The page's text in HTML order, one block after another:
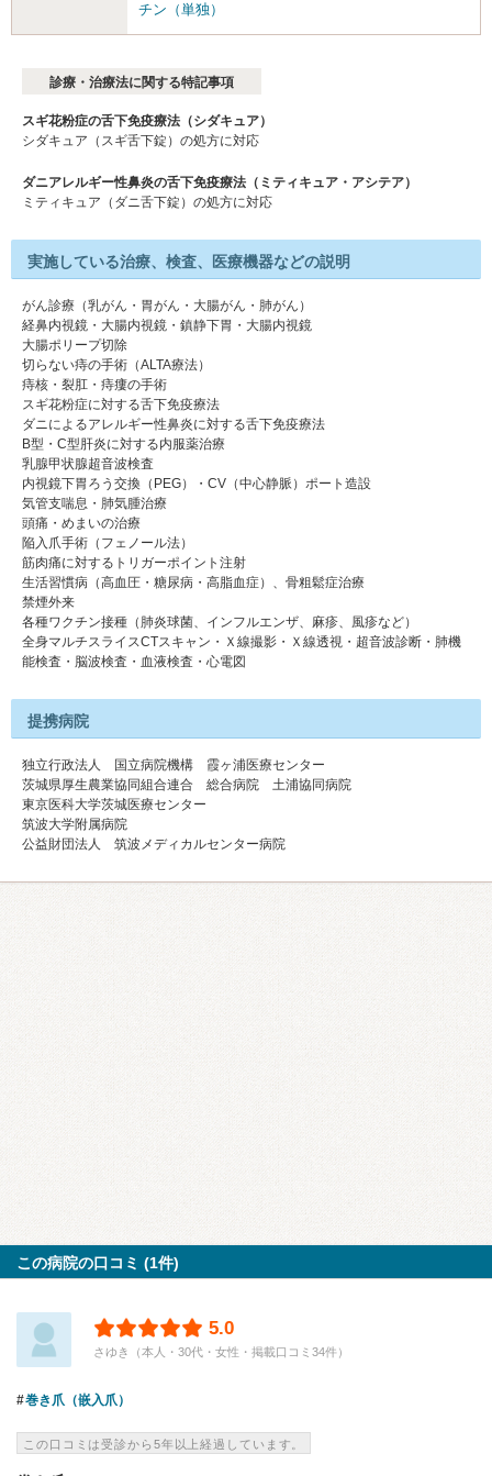
チン（単独）
診療・治療法に関する特記事項
スギ花粉症の舌下免疫療法（シダキュア）
シダキュア（スギ舌下錠）の処方に対応
ダニアレルギー性鼻炎の舌下免疫療法（ミティキュア・アシテア）
ミティキュア（ダニ舌下錠）の処方に対応
実施している治療、検査、医療機器などの説明
がん診療（乳がん・胃がん・大腸がん・肺がん）
経鼻内視鏡・大腸内視鏡・鎮静下胃・大腸内視鏡
大腸ポリープ切除
切らない痔の手術（ALTA療法）
痔核・裂肛・痔瘻の手術
スギ花粉症に対する舌下免疫療法
ダニによるアレルギー性鼻炎に対する舌下免疫療法
B型・C型肝炎に対する内服薬治療
乳腺甲状腺超音波検査
内視鏡下胃ろう交換（PEG）・CV（中心静脈）ポート造設
気管支喘息・肺気腫治療
頭痛・めまいの治療
陥入爪手術（フェノール法）
筋肉痛に対するトリガーポイント注射
生活習慣病（高血圧・糖尿病・高脂血症）、骨粗鬆症治療
禁煙外来
各種ワクチン接種（肺炎球菌、インフルエンザ、麻疹、風疹など）
全身マルチスライスCTスキャン・Ｘ線撮影・Ｘ線透視・超音波診断・肺機
能検査・脳波検査・血液検査・心電図
提携病院
独立行政法人 国立病院機構 霞ヶ浦医療センター
茨城県厚生農業協同組合連合 総合病院 土浦協同病院
東京医科大学茨城医療センター
筑波大学附属病院
公益財団法人 筑波メディカルセンター病院
この病院の口コミ (1件)
5.0
さゆき（本人・30代・女性・掲載口コミ34件）
巻き爪（嵌入爪）
この口コミは受診から5年以上経過しています。